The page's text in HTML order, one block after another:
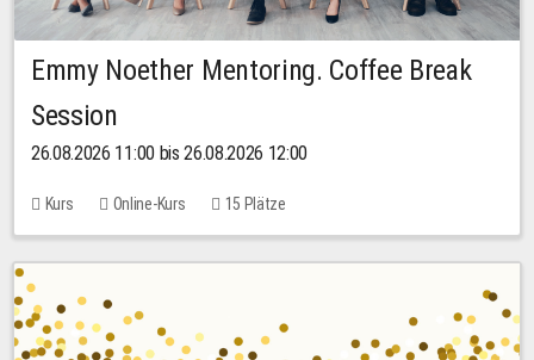
Emmy Noether Mentoring. Coffee Break
Session
26.08.2026 11:00 bis 26.08.2026 12:00
Kurs Online-Kurs 15 Plätze